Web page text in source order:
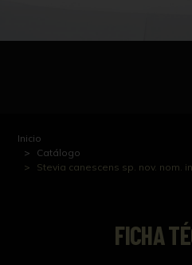
Inicio
Catálogo
Stevia canescens sp. nov. nom.
FICHA